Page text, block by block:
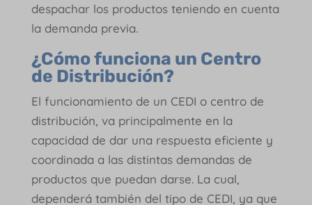
despachar los productos teniendo en cuenta
la demanda previa.
¿Cómo funciona un Centro
de Distribución?
El funcionamiento de un CEDI o centro de
distribución, va principalmente en la
capacidad de dar una respuesta eficiente y
coordinada a las distintas demandas de
productos que puedan darse. La cual,
dependerá también del tipo de CEDI, ya que